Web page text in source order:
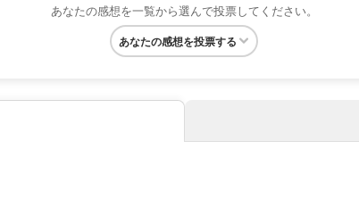
あなたの感想を一覧から選んで投票してください。
あなたの感想を投票する